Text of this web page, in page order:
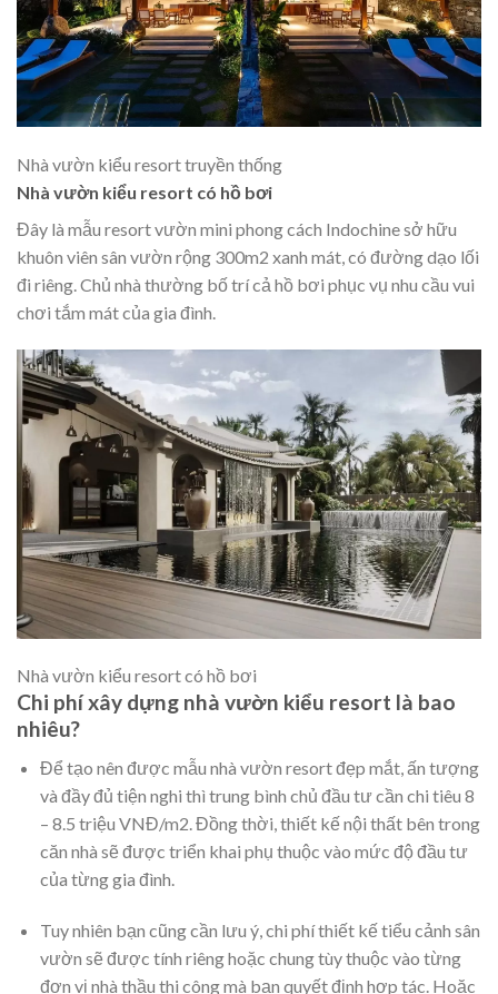
Nhà vườn kiểu resort truyền thống
Nhà vườn kiểu resort có hồ bơi
Đây là mẫu resort vườn mini phong cách Indochine sở hữu
khuôn viên sân vườn rộng 300m2 xanh mát, có đường dạo lối
đi riêng. Chủ nhà thường bố trí cả hồ bơi phục vụ nhu cầu vui
chơi tắm mát của gia đình.
Nhà vườn kiểu resort có hồ bơi
Chi phí xây dựng nhà vườn kiểu resort là bao
nhiêu?
Để tạo nên được mẫu nhà vườn resort đẹp mắt, ấn tượng
và đầy đủ tiện nghi thì trung bình chủ đầu tư cần chi tiêu 8
– 8.5 triệu VNĐ/m2. Đồng thời, thiết kế nội thất bên trong
căn nhà sẽ được triển khai phụ thuộc vào mức độ đầu tư
của từng gia đình.
Tuy nhiên bạn cũng cần lưu ý, chi phí thiết kế tiểu cảnh sân
vườn sẽ được tính riêng hoặc chung tùy thuộc vào từng
đơn vị nhà thầu thi công mà bạn quyết định hợp tác. Hoặc